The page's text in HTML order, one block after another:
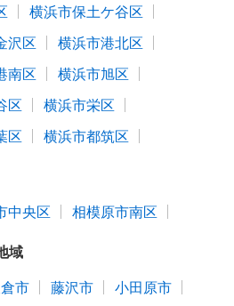
横浜市保土ケ谷区
沢区
横浜市港北区
南区
横浜市旭区
区
横浜市栄区
区
横浜市都筑区
中央区
相模原市南区
域
市 藤沢市
小田原市